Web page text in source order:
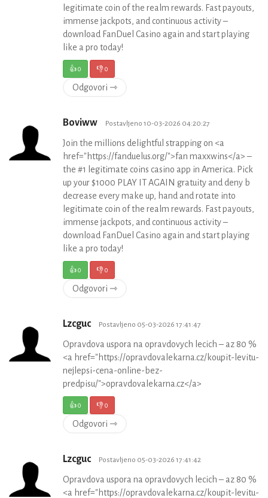
legitimate coin of the realm rewards. Fast payouts,
immense jackpots, and continuous activity –
download FanDuel Casino again and start playing
like a pro today!
👍0 👎0
Odgovori ⇾
Boviww Postavljeno 10-03-2026 04:20:27
Join the millions delightful strapping on <a
href="https://fanduelus.org/">fan maxxwins</a> –
the #1 legitimate coins casino app in America. Pick
up your $1000 PLAY IT AGAIN gratuity and deny b
decrease every make up, hand and rotate into
legitimate coin of the realm rewards. Fast payouts,
immense jackpots, and continuous activity –
download FanDuel Casino again and start playing
like a pro today!
👍0 👎0
Odgovori ⇾
Lzcguc Postavljeno 05-03-2026 17:41:47
Opravdova uspora na opravdovych lecich – az 80 %
<a href="https://opravdovalekarna.cz/koupit-levitu-
nejlepsi-cena-online-bez-
predpisu/">opravdovalekarna.cz</a>
👍0 👎0
Odgovori ⇾
Lzcguc Postavljeno 05-03-2026 17:41:42
Opravdova uspora na opravdovych lecich – az 80 %
<a href="https://opravdovalekarna.cz/koupit-levitu-